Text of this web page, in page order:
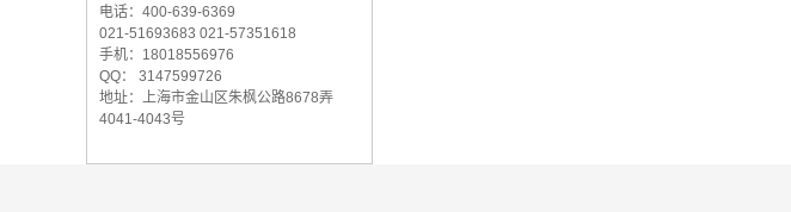
电话：400-639-6369
021-51693683 021-57351618
手机：18018556976
QQ： 3147599726
地址：上海市金山区朱枫公路8678弄
4041-4043号